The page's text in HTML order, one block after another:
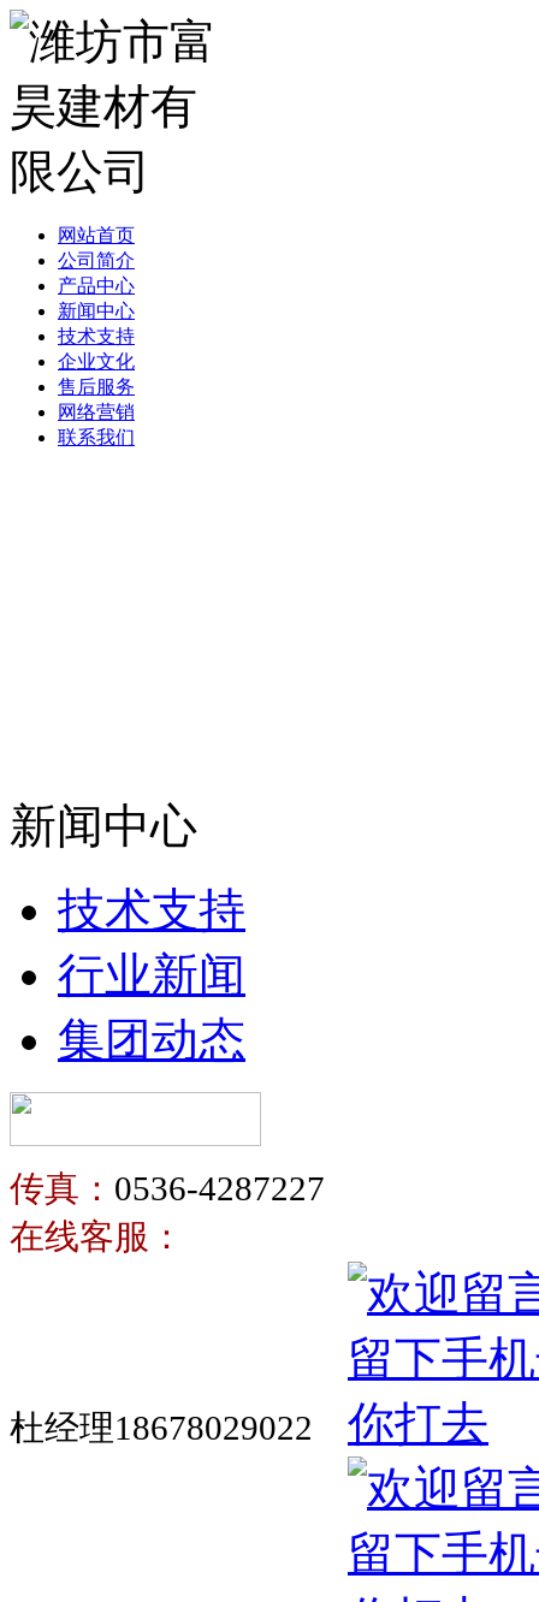
网站首页
公司简介
产品中心
新闻中心
技术支持
企业文化
售后服务
网络营销
联系我们
新闻中心
技术支持
行业新闻
集团动态
传真： 0536-4287227
在线客服：
杜经理18678029022